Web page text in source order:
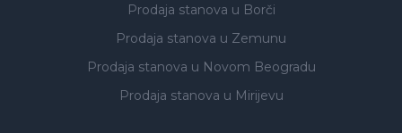
Prodaja stanova u Borči
Prodaja stanova u Zemunu
Prodaja stanova u Novom Beogradu
Prodaja stanova u Mirijevu